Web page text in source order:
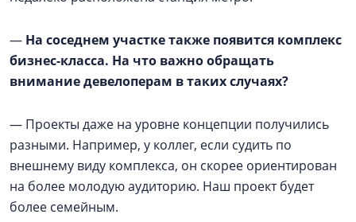
— На соседнем участке также появится комплекс
бизнес-класса. На что важно обращать
внимание девелоперам в таких случаях?
— Проекты даже на уровне концепции получились
разными. Например, у коллег, если судить по
внешнему виду комплекса, он скорее ориентирован
на более молодую аудиторию. Наш проект будет
более семейным.